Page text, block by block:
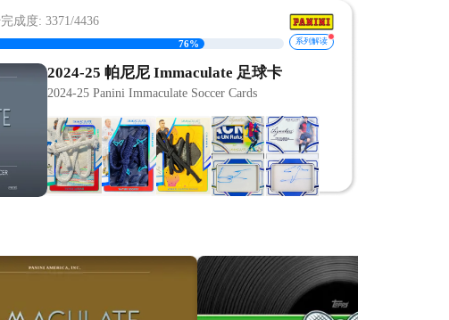
成度: 3371/4436
76% 系列解读
2024-25 帕尼尼 Immaculate 足球卡
2024-25 Panini Immaculate Soccer Cards